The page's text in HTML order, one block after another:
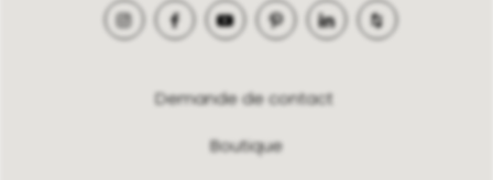
Demande de contact
Boutique